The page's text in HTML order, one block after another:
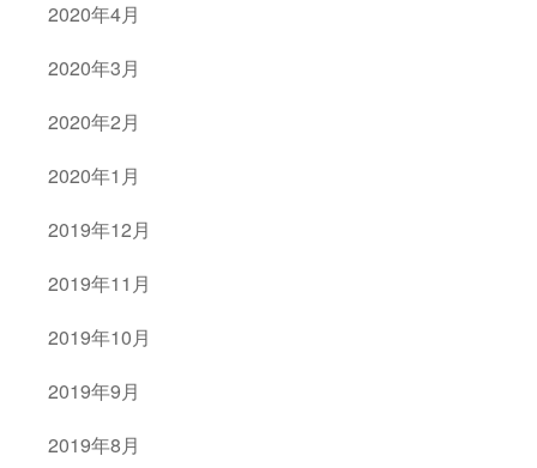
2020年4月
2020年3月
2020年2月
2020年1月
2019年12月
2019年11月
2019年10月
2019年9月
2019年8月